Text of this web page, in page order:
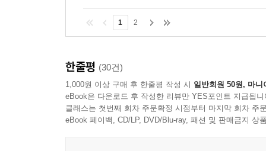
1 2
한줄평 (30건)
1,000원 이상 구매 후 한줄평 작성 시 일반회원 50원, 마니
eBook은 다운로드 후 작성한 리뷰만 YES포인트 지급됩니
클래스는 첫번째 회차 주문확정 시점부터 마지막 회차 주
eBook 페이백, CD/LP, DVD/Blu-ray, 패션 및 판매금지 상